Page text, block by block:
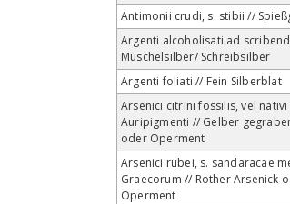
Antimonii crudi, s. stibii //
Argenti alcoholisati ad
Muschelsilber/ Schreibsilber
Argenti foliati // Fein Silberblat
Arsenici citrini fossilis, vel nativi
Auripigmenti // Gelber
oder Operment
Arsenici rubei, s. sandaracae
Graecorum // Rother Arsenick
Operment